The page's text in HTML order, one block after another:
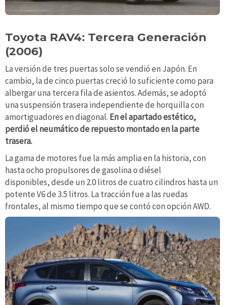
Toyota RAV4: Tercera Generación
(2006)
La versión de tres puertas solo se vendió en Japón. En
cambio, la de cinco puertas creció lo suficiente como para
albergar una tercera fila de asientos. Además, se adoptó
una suspensión trasera independiente de horquilla con
amortiguadores en diagonal. En el apartado estético,
perdió el neumático de repuesto montado en la parte
trasera.
La gama de motores fue la más amplia en la historia, con
hasta ocho propulsores de gasolina o diésel
disponibles, desde un 2.0 litros de cuatro cilindros hasta un
potente V6 de 3.5 litros. La tracción fue a las ruedas
frontales, al mismo tiempo que se contó con opción AWD.